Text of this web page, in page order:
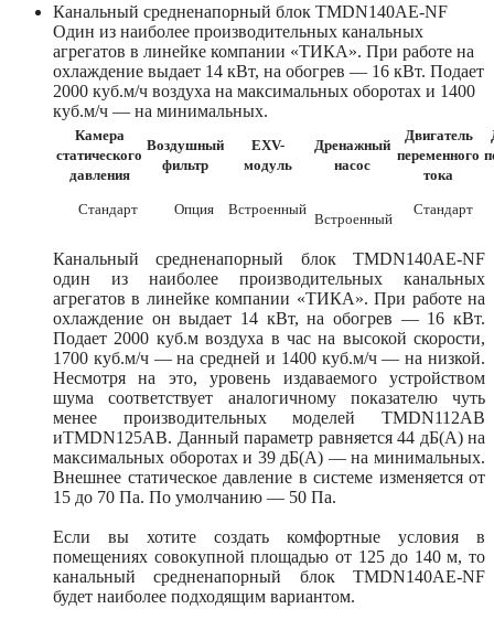
Канальный средненапорный блок TMDN140AE-NF
Один из наиболее производительных канальных
агрегатов в линейке компании «ТИКА». При работе на
охлаждение выдает 14 кВт, на обогрев — 16 кВт. Подает
2000 куб.м/ч воздуха на максимальных оборотах и 1400
куб.м/ч — на минимальных.
Камера
статического
давления
Воздушный
фильтр
EXV-
модуль
Дренажный
насос
Двигатель
переменного
тока
Стандарт Опция Встроенный
Встроенный
Стандарт
Канальный средненапорный блок TMDN140AE-NF
один из наиболее производительных канальных
агрегатов в линейке компании «ТИКА». При работе на
охлаждение он выдает 14 кВт, на обогрев — 16 кВт.
Подает 2000 куб.м воздуха в час на высокой скорости,
1700 куб.м/ч — на средней и 1400 куб.м/ч — на низкой.
Несмотря на это, уровень издаваемого устройством
шума соответствует аналогичному показателю чуть
менее производительных моделей TMDN112AB
иTMDN125AB. Данный параметр равняется 44 дБ(А) на
максимальных оборотах и 39 дБ(А) — на минимальных.
Внешнее статическое давление в системе изменяется от
15 до 70 Па. По умолчанию — 50 Па.
Если вы хотите создать комфортные условия в
помещениях совокупной площадью от 125 до 140 м, то
канальный средненапорный блок TMDN140AE-NF
будет наиболее подходящим вариантом.